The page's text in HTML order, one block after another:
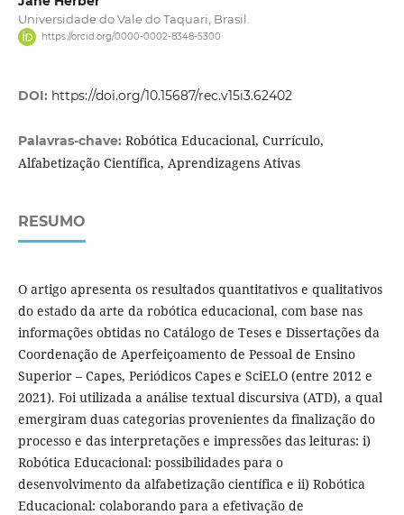
Universidade do Vale do Taquari, Brasil.
https://orcid.org/0000-0002-8348-5300
DOI: https://doi.org/10.15687/rec.v15i3.62402
Palavras-chave: Robótica Educacional, Currículo,
Alfabetização Científica, Aprendizagens Ativas
RESUMO
O artigo apresenta os resultados quantitativos e qualitativos
do estado da arte da robótica educacional, com base nas
informações obtidas no Catálogo de Teses e Dissertações da
Coordenação de Aperfeiçoamento de Pessoal de Ensino
Superior – Capes, Periódicos Capes e SciELO (entre 2012 e
2021). Foi utilizada a análise textual discursiva (ATD), a qual
emergiram duas categorias provenientes da finalização do
processo e das interpretações e impressões das leituras: i)
Robótica Educacional: possibilidades para o
desenvolvimento da alfabetização científica e ii) Robótica
Educacional: colaborando para a efetivação de